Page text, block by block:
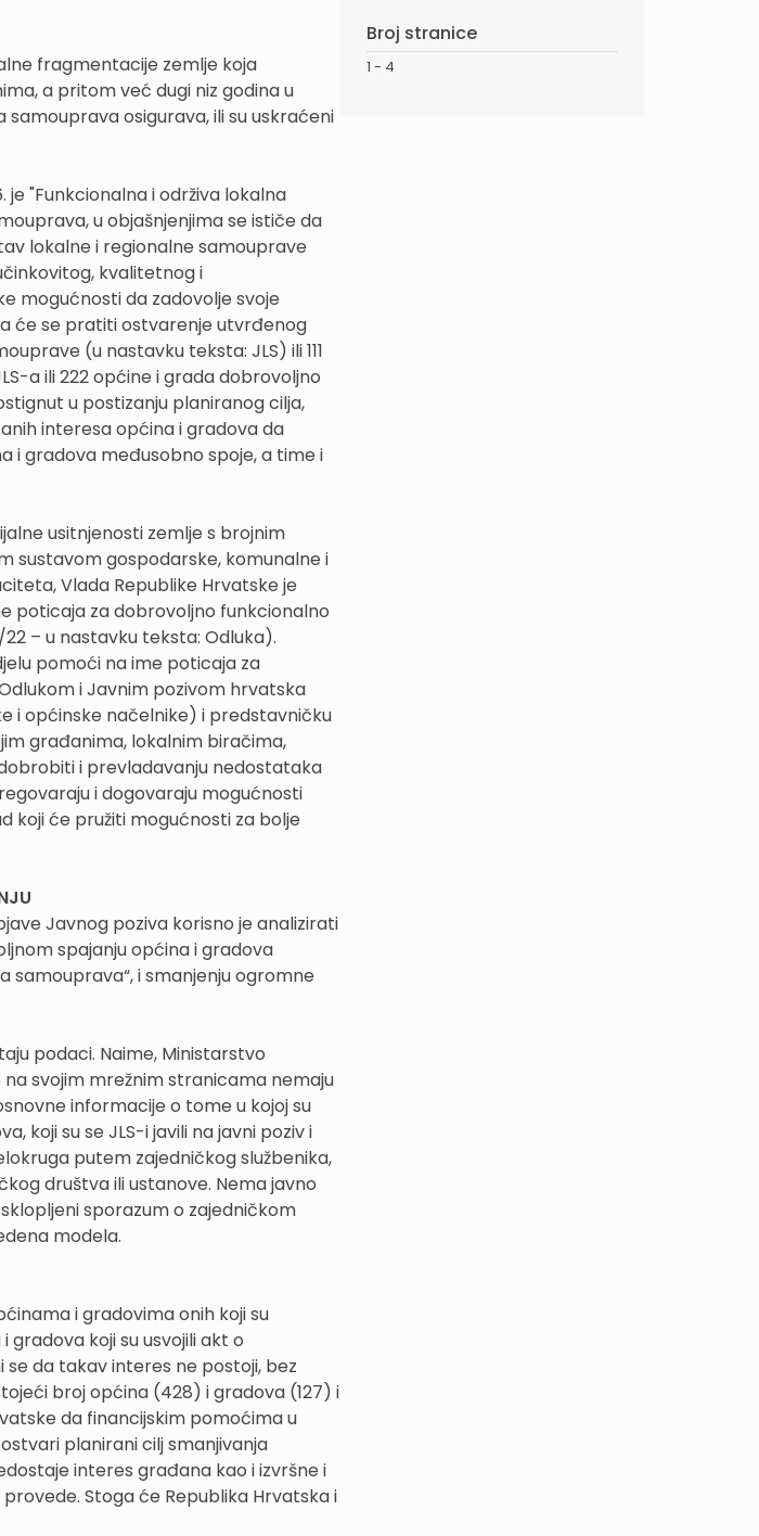
fragmentacije zemlje koja
a pritom već dugi niz godina u
osigurava, ili su uskraćeni
"Funkcionalna i održiva lokalna
u objašnjenjima se ističe da
lokalne i regionalne samouprave
kvalitetnog i
mogućnosti da zadovolje svoje
će se pratiti ostvarenje utvrđenog
(u nastavku teksta: JLS) ili 111
a ili 222 općine i grada dobrovoljno
u postizanju planiranog cilja,
interesa općina i gradova da
i gradova međusobno spoje, a time i
usitnjenosti zemlje s brojnim
sustavom gospodarske, komunalne i
Vlada Republike Hrvatske je
poticaja za dobrovoljno funkcionalno
– u nastavku teksta: Odluka).
pomoći na ime poticaja za
i Javnim pozivom hrvatska
i općinske načelnike) i predstavničku
građanima, lokalnim biračima,
i prevladavanju nedostataka
i dogovaraju mogućnosti
koji će pružiti mogućnosti za bolje
Javnog poziva korisno je analizirati
spajanju općina i gradova
samouprava“, i smanjenju ogromne
podaci. Naime, Ministarstvo
svojim mrežnim stranicama nemaju
informacije o tome u kojoj su
koji su se JLS-i javili na javni poziv i
putem zajedničkog službenika,
društva ili ustanove. Nema javno
sporazum o zajedničkom
modela.
i gradovima onih koji su
koji su usvojili akt o
se da takav interes ne postoji, bez
broj općina (428) i gradova (127) i
da financijskim pomoćima u
planirani cilj smanjivanja
interes građana kao i izvršne i
Stoga će Republika Hrvatska i
Broj stranice
1 - 4